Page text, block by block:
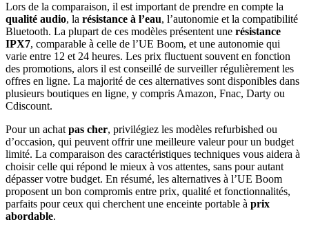
Lors de la comparaison, il est important de prendre en compte la
qualité audio, la résistance à l’eau, l’autonomie et la compatibilité
Bluetooth. La plupart de ces modèles présentent une résistance
IPX7, comparable à celle de l’UE Boom, et une autonomie qui
varie entre 12 et 24 heures. Les prix fluctuent souvent en fonction
des promotions, alors il est conseillé de surveiller régulièrement les
offres en ligne. La majorité de ces alternatives sont disponibles dans
plusieurs boutiques en ligne, y compris Amazon, Fnac, Darty ou
Cdiscount.
Pour un achat pas cher, privilégiez les modèles refurbished ou
d’occasion, qui peuvent offrir une meilleure valeur pour un budget
limité. La comparaison des caractéristiques techniques vous aidera à
choisir celle qui répond le mieux à vos attentes, sans pour autant
dépasser votre budget. En résumé, les alternatives à l’UE Boom
proposent un bon compromis entre prix, qualité et fonctionnalités,
parfaits pour ceux qui cherchent une enceinte portable à prix
abordable.